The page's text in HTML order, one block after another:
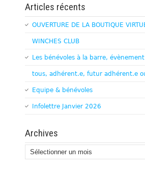
Articles récents
OUVERTURE DE LA BOUTIQUE
WINCHES CLUB
Les bénévoles à la barre,
tous, adhérent.e, futur adhérent.e
Equipe & bénévoles
Infolettre Janvier 2026
Archives
Archives